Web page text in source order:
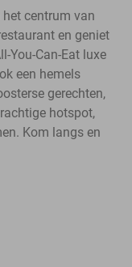
centrum van
en geniet
You-Can-Eat luxe
een hemels
gerechten,
hotspot,
Kom langs en